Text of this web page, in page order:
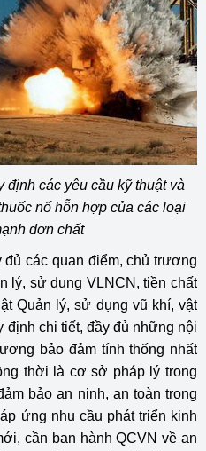
các yêu cầu kỹ thuật và
nổ hỗn hợp của các loại
đơn chất
các quan điểm, chủ trương
lý, sử dụng VLNCN, tiền chất
Quản lý, sử dụng vũ khí, vật
định chi tiết, đầy đủ những nội
bảo đảm tính thống nhất
thời là cơ sở pháp lý trong
bảo an ninh, an toàn trong
ứng nhu cầu phát triển kinh
cần ban hành QCVN về an